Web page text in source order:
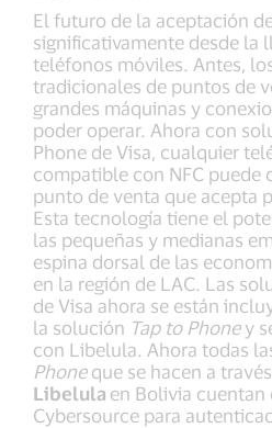
El futuro de la aceptación
significativamente desde la
teléfonos móviles. Antes,
tradicionales de puntos de
grandes máquinas y
poder operar. Ahora con
Phone de Visa, cualquier
compatible con NFC puede
punto de venta que acepta
Esta tecnología tiene el
las pequeñas y medianas
espina dorsal de las
en la región de LAC. Las
de Visa ahora se están
la solución Tap to Phoney
con Libelula. Ahora todas
Phone que se hacen a
Libelula en Bolivia
Cybersource para